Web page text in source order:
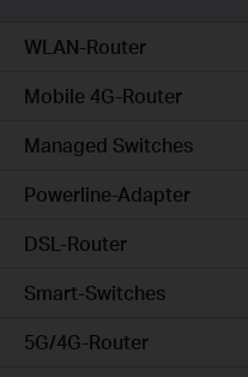
WLAN-Router
Mobile 4G-Router
Managed Switches
Powerline-Adapter
DSL-Router
Smart-Switches
5G/4G-Router